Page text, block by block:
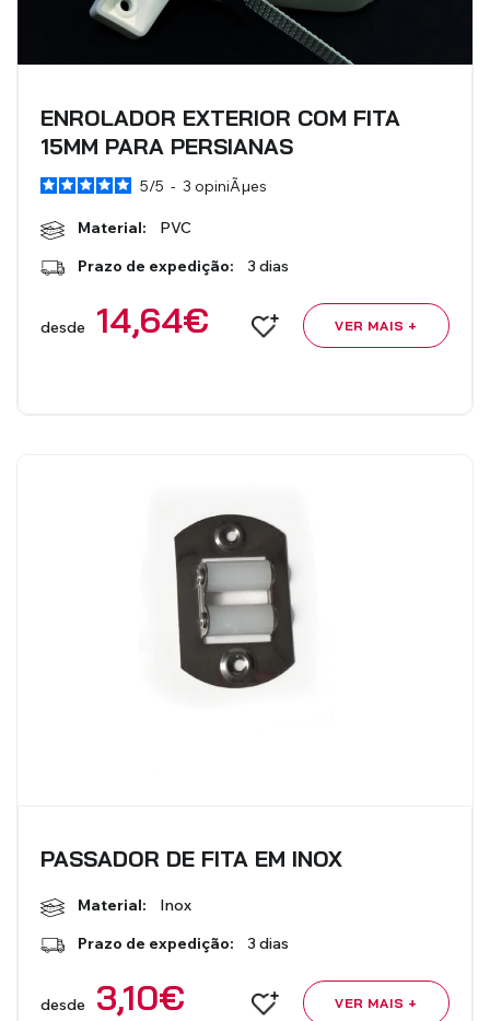
ENROLADOR EXTERIOR COM FITA
15MM PARA PERSIANAS
5/5 - 3 opiniÃµes
Material:
PVC
Prazo de expedição:
3 dias
desde 14,64€ VER MAIS +
PASSADOR DE FITA EM INOX
Material:
Inox
Prazo de expedição:
3 dias
desde 3,10€ VER MAIS +